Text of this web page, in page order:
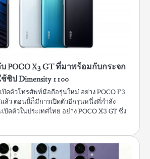
POCO X3 GT ที่มาพร้อมกับกระจก
ป Dimensity 1100
ปิดตัวโทรศัพท์มือถือรุ่นใหม่ อย่าง POCO F3
แล้ว ตอนนี้ก็มีการเปิดตัวอีกรุ่นหนึ่งที่กำลัง
ปิดตัวในประเทศไทย อย่าง POCO X3 GT ซึ่ง